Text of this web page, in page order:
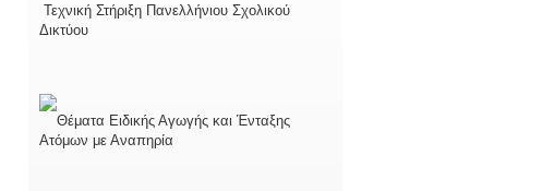
Τεχνική Στήριξη Πανελλήνιου Σχολικού
Δικτύου
Θέματα Ειδικής Αγωγής και Ένταξης
Ατόμων με Αναπηρία